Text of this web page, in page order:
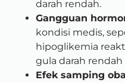
darah rendah.
Gangguan
kondisi medis,
hipoglikemia
gula darah
Efek samping